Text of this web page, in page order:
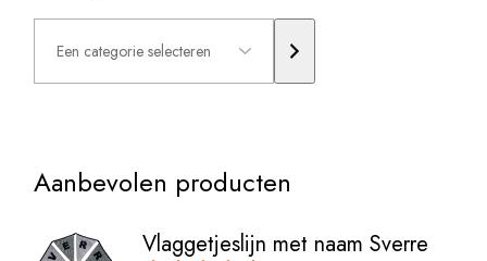
Een
categorie
selecteren
Aanbevolen producten
Vlaggetjeslijn met naam Sverre